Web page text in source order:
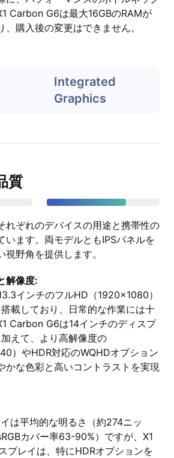
Carbon G6は最大16GBのRAMが
購入後の変更はできません。
Integrated
Graphics
質
れぞれのデバイスの用途と携帯性の
います。両モデルともIPSパネルを
野角を提供します。
解像度:
インチのフルHD（1920x1080）
載しており、日常的な作業には十
Carbon G6は14インチのディスプ
えて、より高解像度の
）やHDR対応のWQHDオプション
かな色彩と高いコントラストを実現
は平均的な明るさ（約274ニッ
カバー率63-90%）ですが、X1
プレイは、特にHDRオプションを